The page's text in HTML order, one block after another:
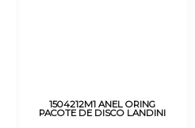
1504212M1 ANEL ORING
PACOTE DE DISCO LANDINI